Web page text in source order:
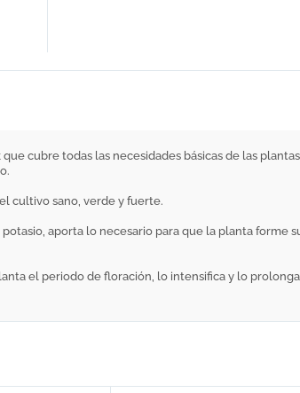
cubre todas las necesidades básicas de las
cultivo sano, verde y fuerte.
aporta lo necesario para que la planta forme
el periodo de floración, lo intensifica y lo